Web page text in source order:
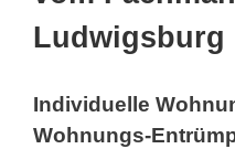
Ludwigsburg
Individuelle
Wohnungs-